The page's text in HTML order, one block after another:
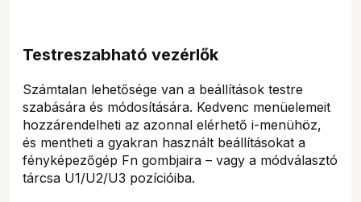
Testreszabható vezérlők
Számtalan lehetősége van a beállítások testre
szabására és módosítására. Kedvenc menüelemeit
hozzárendelheti az azonnal elérhető i-menühöz,
és mentheti a gyakran használt beállításokat a
fényképezőgép Fn gombjaira – vagy a módválasztó
tárcsa U1/U2/U3 pozícióiba.